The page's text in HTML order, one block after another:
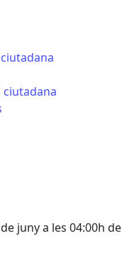
juny a les 04:00h de